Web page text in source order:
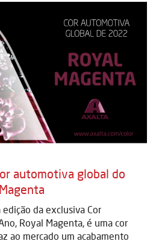
automotiva global do
da exclusiva Cor
Royal Magenta, é uma cor
ao mercado um acabamento